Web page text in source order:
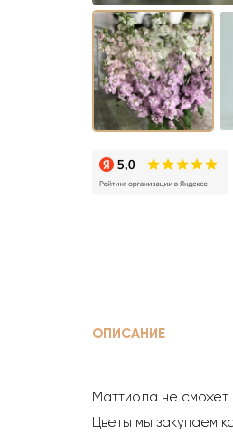
ОПИСАНИЕ
Маттиола не сможет
Цветы мы закупаем